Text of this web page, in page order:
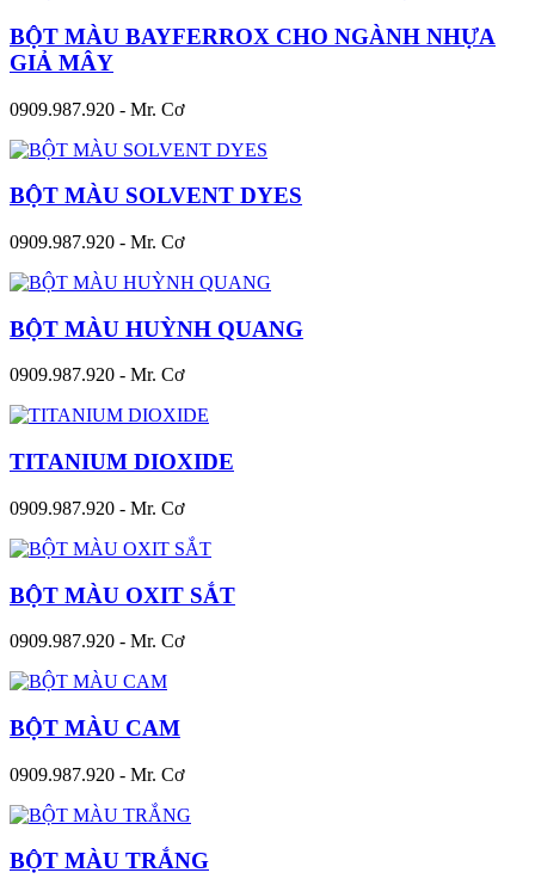
BỘT MÀU BAYFERROX CHO NGÀNH NHỰA
GIẢ MÂY
0909.987.920 - Mr. Cơ
BỘT MÀU SOLVENT DYES
0909.987.920 - Mr. Cơ
BỘT MÀU HUỲNH QUANG
0909.987.920 - Mr. Cơ
TITANIUM DIOXIDE
0909.987.920 - Mr. Cơ
BỘT MÀU OXIT SẮT
0909.987.920 - Mr. Cơ
BỘT MÀU CAM
0909.987.920 - Mr. Cơ
BỘT MÀU TRẮNG